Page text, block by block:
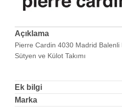
Açıklama
Pierre Cardin 4030 Madrid
Sütyen ve Külot Takımı
Ek bilgi
Marka